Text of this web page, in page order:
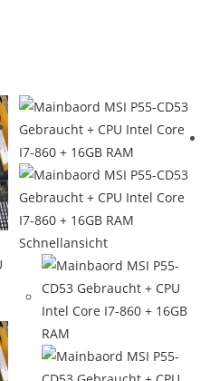
Schnellansicht